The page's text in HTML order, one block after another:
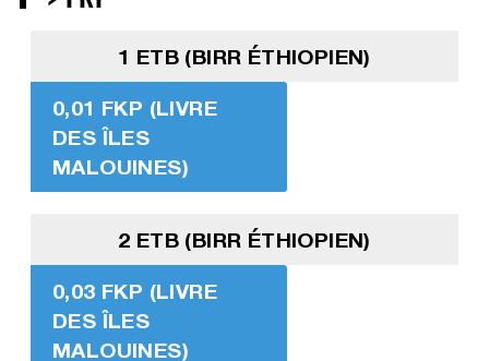
1 ETB (BIRR ÉTHIOPIEN)
0,01 FKP (LIVRE
DES ÎLES
MALOUINES)
2 ETB (BIRR ÉTHIOPIEN)
0,03 FKP (LIVRE
DES ÎLES
MALOUINES)